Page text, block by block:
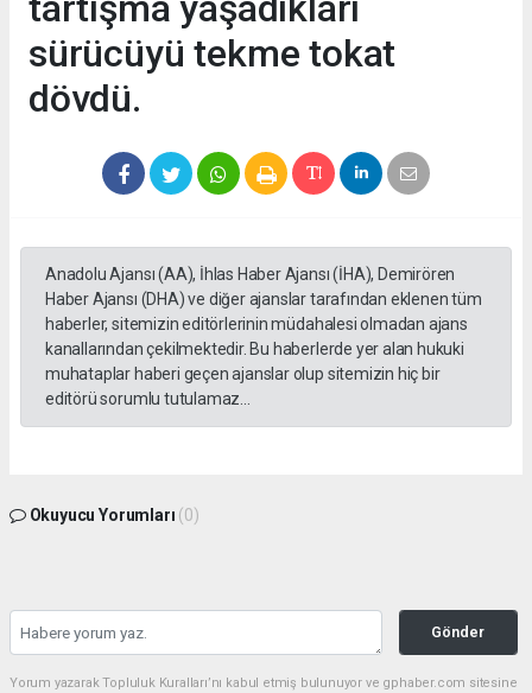
sürücüyü tekme tokat
dövdü.
Anadolu Ajansı (AA), İhlas Haber Ajansı (İHA), Demirören
Haber Ajansı (DHA) ve diğer ajanslar tarafından eklenen tüm
haberler, sitemizin editörlerinin müdahalesi olmadan ajans
kanallarından çekilmektedir. Bu haberlerde yer alan hukuki
muhataplar haberi geçen ajanslar olup sitemizin hiç bir
editörü sorumlu tutulamaz...
Okuyucu Yorumları (0)
Gönder
Yorum yazarak Topluluk Kuralları’nı kabul etmiş bulunuyor ve gphaber.com sitesine